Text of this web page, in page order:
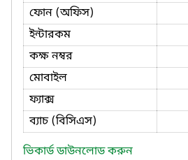
ফোন (অফিস)
ইন্টারকম
কক্ষ নম্বর
মোবাইল
ফ্যাক্স
ব্যাচ (বিসিএস)
ভিকার্ড ডাউনলোড করুন